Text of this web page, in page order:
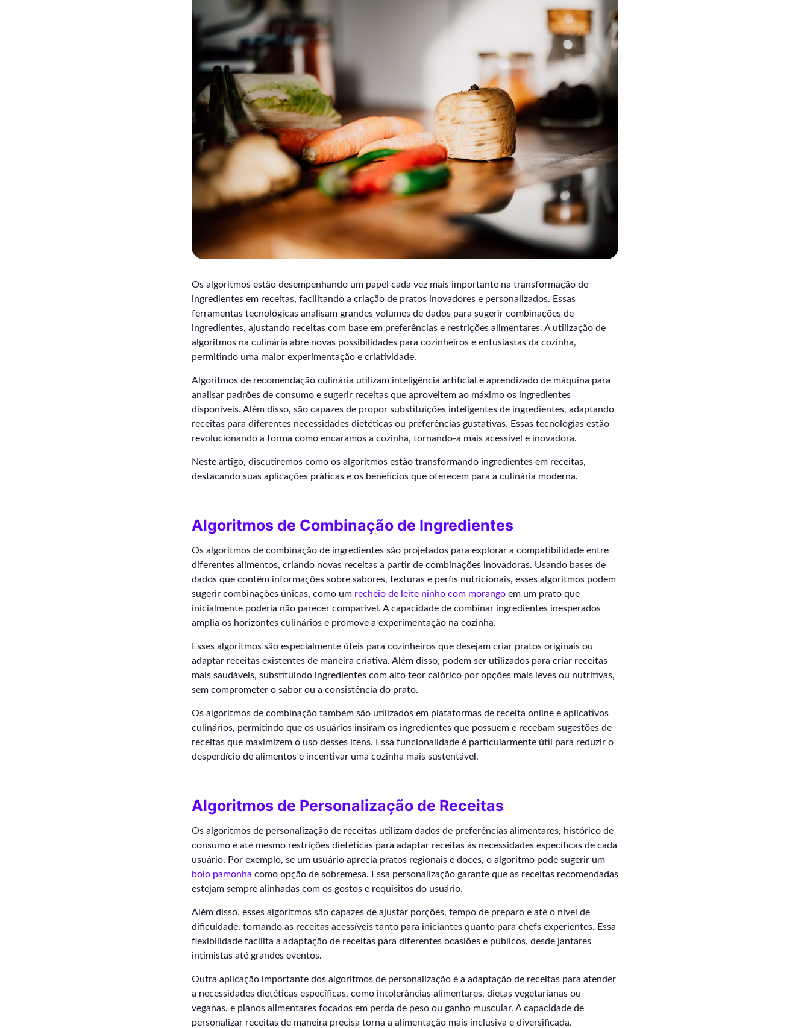
Os algoritmos estão desempenhando um papel cada vez mais importante na transformação de
ingredientes em receitas, facilitando a criação de pratos inovadores e personalizados. Essas
ferramentas tecnológicas analisam grandes volumes de dados para sugerir combinações de
ingredientes, ajustando receitas com base em preferências e restrições alimentares. A utilização de
algoritmos na culinária abre novas possibilidades para cozinheiros e entusiastas da cozinha,
permitindo uma maior experimentação e criatividade.
Algoritmos de recomendação culinária utilizam inteligência artificial e aprendizado de máquina para
analisar padrões de consumo e sugerir receitas que aproveitem ao máximo os ingredientes
disponíveis. Além disso, são capazes de propor substituições inteligentes de ingredientes, adaptando
receitas para diferentes necessidades dietéticas ou preferências gustativas. Essas tecnologias estão
revolucionando a forma como encaramos a cozinha, tornando-a mais acessível e inovadora.
Neste artigo, discutiremos como os algoritmos estão transformando ingredientes em receitas,
destacando suas aplicações práticas e os benefícios que oferecem para a culinária moderna.
Algoritmos de Combinação de Ingredientes
Os algoritmos de combinação de ingredientes são projetados para explorar a compatibilidade entre
diferentes alimentos, criando novas receitas a partir de combinações inovadoras. Usando bases de
dados que contêm informações sobre sabores, texturas e perfis nutricionais, esses algoritmos podem
sugerir combinações únicas, como um recheio de leite ninho com morango em um prato que
inicialmente poderia não parecer compatível. A capacidade de combinar ingredientes inesperados
amplia os horizontes culinários e promove a experimentação na cozinha.
Esses algoritmos são especialmente úteis para cozinheiros que desejam criar pratos originais ou
adaptar receitas existentes de maneira criativa. Além disso, podem ser utilizados para criar receitas
mais saudáveis, substituindo ingredientes com alto teor calórico por opções mais leves ou nutritivas,
sem comprometer o sabor ou a consistência do prato.
Os algoritmos de combinação também são utilizados em plataformas de receita online e aplicativos
culinários, permitindo que os usuários insiram os ingredientes que possuem e recebam sugestões de
receitas que maximizem o uso desses itens. Essa funcionalidade é particularmente útil para reduzir o
desperdício de alimentos e incentivar uma cozinha mais sustentável.
Algoritmos de Personalização de Receitas
Os algoritmos de personalização de receitas utilizam dados de preferências alimentares, histórico de
consumo e até mesmo restrições dietéticas para adaptar receitas às necessidades específicas de cada
usuário. Por exemplo, se um usuário aprecia pratos regionais e doces, o algoritmo pode sugerir um
bolo pamonha como opção de sobremesa. Essa personalização garante que as receitas recomendadas
estejam sempre alinhadas com os gostos e requisitos do usuário.
Além disso, esses algoritmos são capazes de ajustar porções, tempo de preparo e até o nível de
dificuldade, tornando as receitas acessíveis tanto para iniciantes quanto para chefs experientes. Essa
flexibilidade facilita a adaptação de receitas para diferentes ocasiões e públicos, desde jantares
intimistas até grandes eventos.
Outra aplicação importante dos algoritmos de personalização é a adaptação de receitas para atender
a necessidades dietéticas específicas, como intolerâncias alimentares, dietas vegetarianas ou
veganas, e planos alimentares focados em perda de peso ou ganho muscular. A capacidade de
personalizar receitas de maneira precisa torna a alimentação mais inclusiva e diversificada.